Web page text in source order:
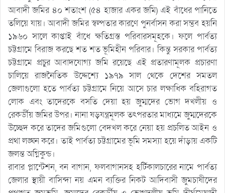
আবাদী জমির ৪০ শতাংশ (৫৪ হাজার একর জমি) এই বাঁধের পানিতে
তলিয়ে যায়। আবাদী জমির স্বল্পতার কারণে পুনর্বাসন করা সম্ভব হয়নি
১৯৬০ সালে কাপ্তাই বাঁধে ক্ষতিগ্রস্ত পরিবারসমূহকে। ফলে পার্বত্য
চট্টগ্রামে বিরাজ করছে শত শত ভূমিহীন পরিবার। কিন্তু সরকার পার্বত্য
চট্টগ্রামে প্রচুর আবাদযোগ্য জমি রয়েছে এই প্রতারণামূলক প্রচারণা
চালিয়ে রাজনৈতিক উদ্দেশ্যে ১৯৭৯ সাল থেকে দেশের সমতল
জেলাগুলো হতে পার্বত্য চট্টগ্রামে নিয়ে আসে চার লক্ষাধিক বহিরাগত
লোক এবং তাদেরকে বসতি দেয়া হয় জুম্মদের ভোগ দখলীয় ও
রেকর্ডীয় জমির উপর। নানা ষড়যন্ত্রমূলক তৎপরতার মাধ্যমে জুম্মদেরকে
উচ্ছেদ করে তাদের জমিগুলো বেদখল করে নেয়া হয় প্রচলিত আইন ও
প্রথা লঙ্ঘন করে। তাই পার্বত্য চট্টগ্রামের ভূমি সমস্যা হয়ে দাঁড়ায় একটি
জলন্ত অগ্নিকুন্ড।
রাবার প্লান্টেশন, বন বাগান, ফলবাগানসহ হর্টিকালচারের নামে পার্বত্য
জেলার স্থায়ী বাসিন্দা নয় এমন ব্যক্তির নিকট আদিবাসী জুমচাষীদের